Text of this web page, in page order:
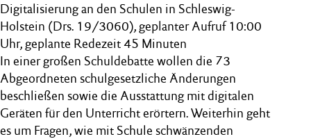
Digitalisierung an den Schulen in Schleswig-
Holstein (Drs. 19/3060), geplanter Aufruf 10:00
Uhr, geplante Redezeit 45 Minuten
In einer großen Schuldebatte wollen die 73
Abgeordneten schulgesetzliche Änderungen
beschließen sowie die Ausstattung mit digitalen
Geräten für den Unterricht erörtern. Weiterhin geht
es um Fragen, wie mit Schule schwänzenden